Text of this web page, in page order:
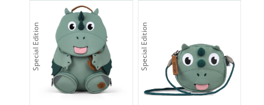
Special Edition Special Edition